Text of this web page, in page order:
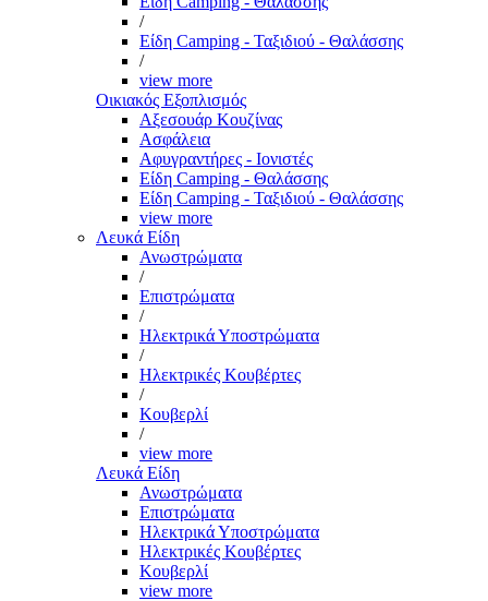
/
Είδη Camping - Ταξιδιού - Θαλάσσης
/
view more
Οικιακός Εξοπλισμός
Αξεσουάρ Κουζίνας
Ασφάλεια
Αφυγραντήρες - Ιονιστές
Είδη Camping - Θαλάσσης
Είδη Camping - Ταξιδιού - Θαλάσσης
view more
Λευκά Είδη
Ανωστρώματα
/
Επιστρώματα
/
Ηλεκτρικά Υποστρώματα
/
Ηλεκτρικές Κουβέρτες
/
Κουβερλί
/
view more
Λευκά Είδη
Ανωστρώματα
Επιστρώματα
Ηλεκτρικά Υποστρώματα
Ηλεκτρικές Κουβέρτες
Κουβερλί
view more